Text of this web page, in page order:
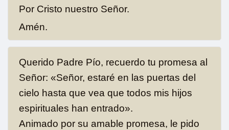
Por Cristo nuestro Señor.
Amén.
Querido Padre Pío, recuerdo tu promesa al
Señor: «Señor, estaré en las puertas del
cielo hasta que vea que todos mis hijos
espirituales han entrado».
Animado por su amable promesa, le pido